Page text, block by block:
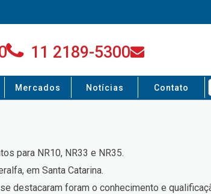
11 2189-5300
Mercados Notícias Contato
para NR10, NR33 e NR35.
em Santa Catarina.
destacaram foram o conhecimento e